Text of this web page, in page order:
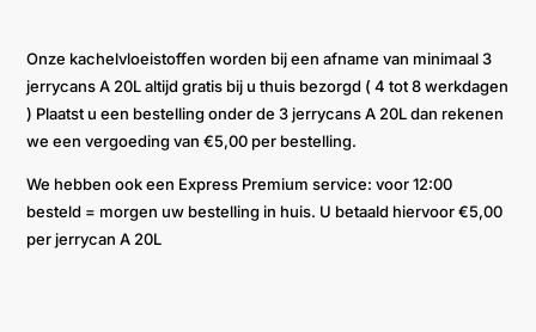
Onze kachelvloeistoffen worden bij een afname van minimaal 3
jerrycans A 20L altijd gratis bij u thuis bezorgd ( 4 tot 8 werkdagen
) Plaatst u een bestelling onder de 3 jerrycans A 20L dan rekenen
we een vergoeding van €5,00 per bestelling.
We hebben ook een Express Premium service: voor 12:00
besteld = morgen uw bestelling in huis. U betaald hiervoor €5,00
per jerrycan A 20L